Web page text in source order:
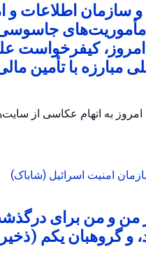
و سازمان اطلاعات و
مأموریت‌های
کیفرخواست
با تأمین
به اتهام عکاسی از
امنیت اسرائیل (شاباک)
من و من برای
گروهبان یکم